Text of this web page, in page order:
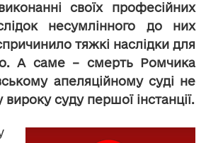
своїх професійних
несумлінного до них
тяжкі наслідки для
А саме – смерть Ромчика
апеляційному суді не
вироку суду першої інстанції.